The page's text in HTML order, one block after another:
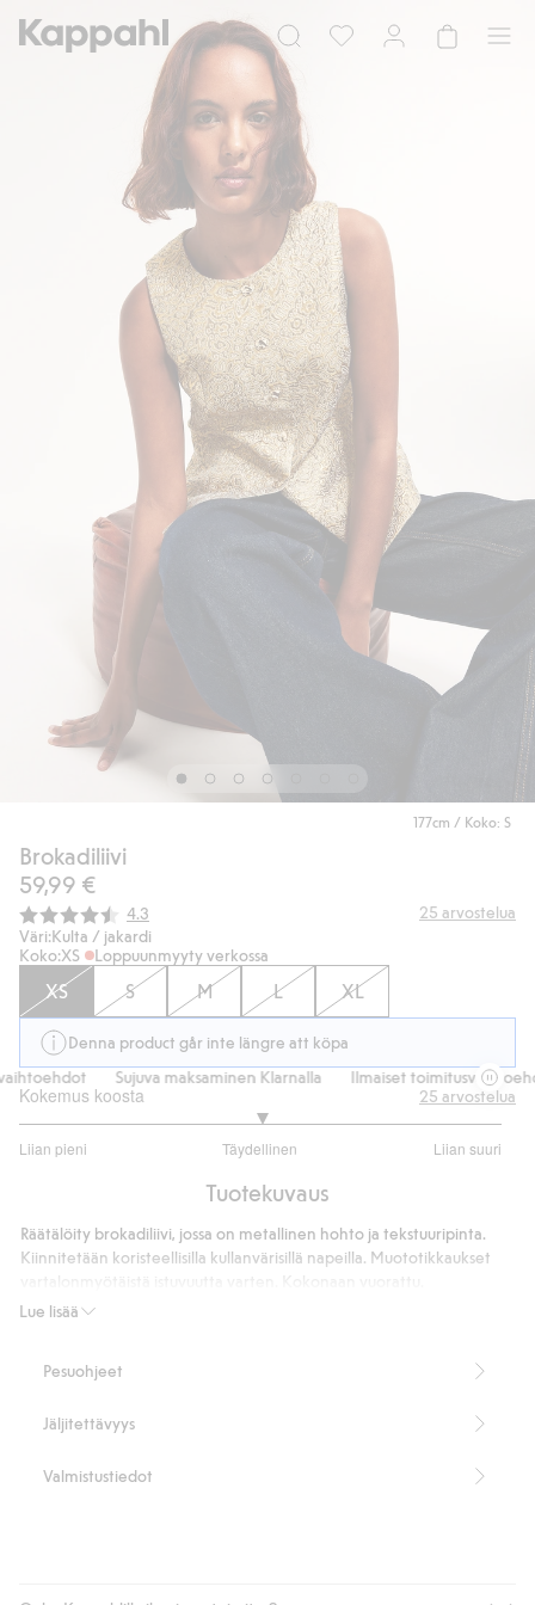
177cm / Koko: S
Brokadiliivi
59,99 €
Keskimääräinen luokitus:
4.3 25 arvostelua
Väri:Kulta / jakardi
Koko:XS Loppuunmyyty verkossa
XS S M L XL
Denna product går inte längre att köpa
Sujuva maksaminen Klarnalla Ilmaiset
Kokemus koosta
Liian pieni Täydellinen Liian suuri
/
ääneen
25 arvostelua
Tuotekuvaus
Lue lisää
Räätälöity brokadiliivi, jossa on metallinen hohto ja tekstuuripinta.
Kiinnitetään koristeellisilla kullanvärisillä napeilla. Muototikkaukset
Vuori
Pesuohjeet
Jäljitettävyys
Valmistustiedot